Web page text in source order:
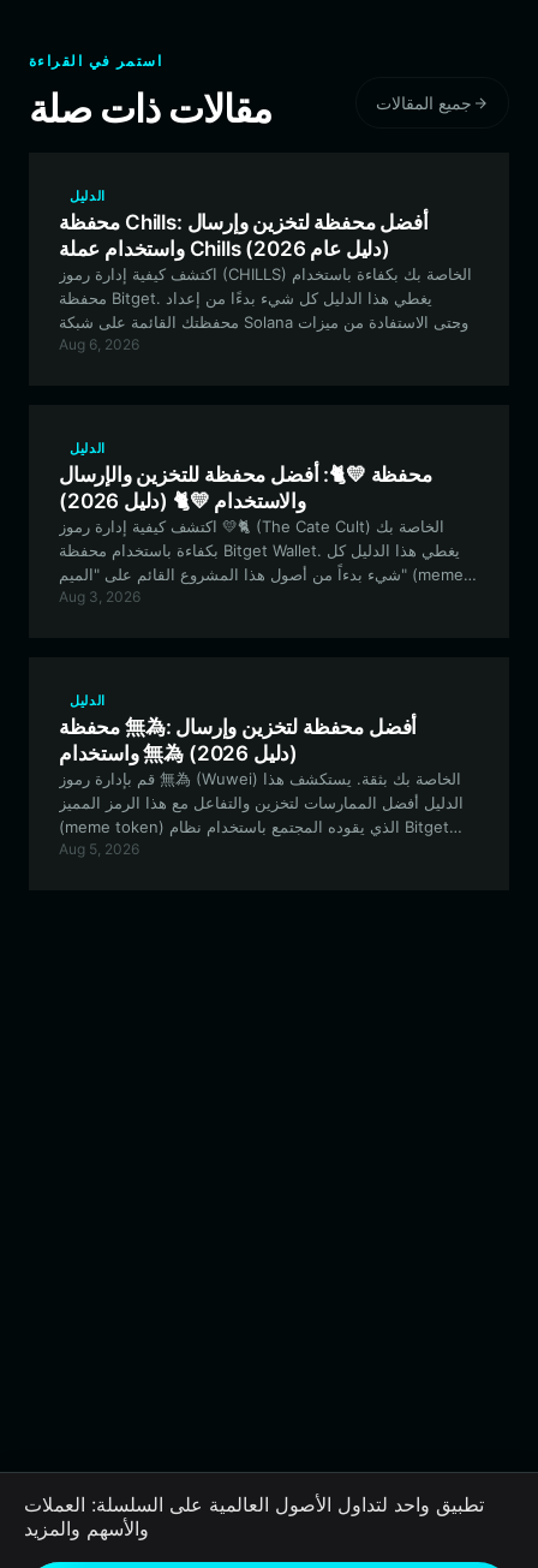
استمر في القراءة
مقالات ذات صلة جميع المقالات
الدليل
محفظة Chills: أفضل محفظة لتخزين وإرسال
واستخدام عملة Chills (دليل عام 2026)
اكتشف كيفية إدارة رموز (CHILLS) الخاصة بك بكفاءة باستخدام
محفظة Bitget. يغطي هذا الدليل كل شيء بدءًا من إعداد
محفظتك القائمة على شبكة Solana وحتى الاستفادة من ميزات
Aug 6, 2026
الدليل
محفظة 💛🐈: أفضل محفظة للتخزين والإرسال
والاستخدام 💛🐈 (دليل 2026)
اكتشف كيفية إدارة رموز 💛🐈 (The Cate Cult) الخاصة بك
بكفاءة باستخدام محفظة Bitget Wallet. يغطي هذا الدليل كل
شيء بدءاً من أصول هذا المشروع القائم على "الميم" (meme)
على شبكة Solana وصولاً إلى إعداد محفظة العملات المشفرة
Aug 3, 2026
الدليل
محفظة 無為: أفضل محفظة لتخزين وإرسال
واستخدام 無為 (دليل 2026)
قم بإدارة رموز 無為 (Wuwei) الخاصة بك بثقة. يستكشف هذا
الدليل أفضل الممارسات لتخزين والتفاعل مع هذا الرمز المميز
(meme token) الذي يقوده المجتمع باستخدام نظام Bitget
Wallet البيئي، مما يضمن بقاءك آمناً أثناء المشاركة في نظام
Aug 5, 2026
تطبيق واحد لتداول الأصول العالمية على السلسلة: العملات
والأسهم والمزيد